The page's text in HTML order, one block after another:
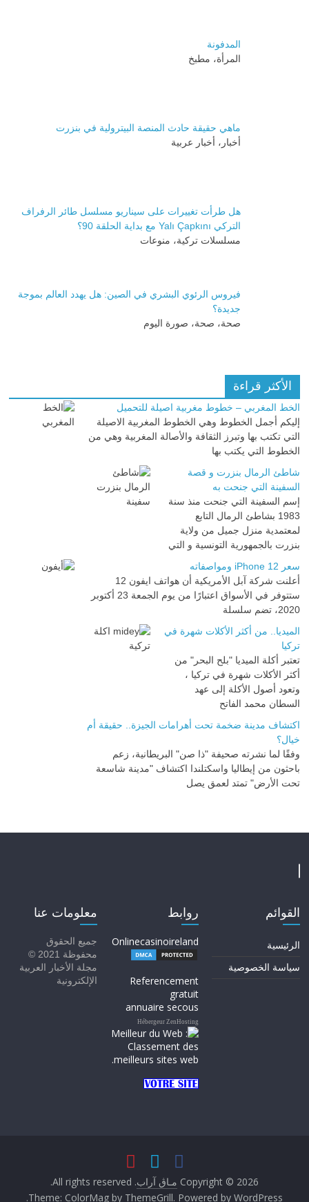
المدفونة
المرأة، مطبخ
ماهي حقيقة حادث المنصة البيترولية في بنزرت
أخبار، أخبار عربية
هل طرأت تغييرات على سيناريو مسلسل طائر الرفراف
التركي Yalı Çapkını مع بداية الحلقة 90؟
مسلسلات تركية، منوعات
فيروس الرئوي البشري في الصين: هل يهدد العالم بموجة
جديدة؟
صحة، صحة، صورة اليوم
الأكثر قراءة
الخط المغربي – خطوط مغربية اصيلة للتحميل
إليكم أجمل الخطوط وهي الخطوط المغربية الاصيلة
التي تكتب بها وتبرز الثقافة والأصالة المغربية وهي من
الخطوط التي يكتب بها
شاطئ الرمال بنزرت و قصة
السفينة التي جنحت به
إسم السفينة التي جنحت منذ سنة
1983 بشاطئ الرمال التابع
لمعتمدية منزل جميل من ولاية
بنزرت بالجمهورية التونسية و التي
سعر iPhone 12 ومواصفاته
أعلنت شركة آبل الأمريكية أن هواتف ايفون 12
ستتوفر في الأسواق اعتبارًا من يوم الجمعة 23 أكتوبر
2020، تضم سلسلة
الميديا.. من أكثر الأكلات شهرة في
تركيا
تعتبر أكلة الميديا "بلح البحر" من
أكثر الأكلات شهرة في تركيا ،
وتعود أصول الأكلة إلى عهد
السطان محمد الفاتح
اكتشاف مدينة ضخمة تحت أهرامات الجيزة.. حقيقة أم
خيال؟
وفقًا لما نشرته صحيفة "ذا صن" البريطانية، زعم
باحثون من إيطاليا واسكتلندا اكتشاف "مدينة شاسعة
تحت الأرض" تمتد لعمق يصل
القوائم
الرئيسية
سياسة الخصوصية
روابط
Onlinecasinoireland
Referencement
gratuit
annuaire secous
Hébergeur ZenHosting
معلومات عنا
جميع الحقوق
محفوظة 2021 ©
مجلة الأخبار العربية
الإلكترونية
Copyright © 2026 مـاڨ آراب. All rights reserved.
Theme: ColorMag by ThemeGrill. Powered by WordPress
.